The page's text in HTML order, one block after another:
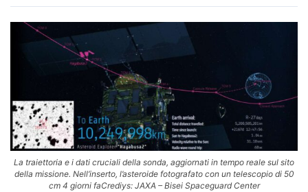
La traiettoria e i dati cruciali della sonda, aggiornati in tempo reale sul sito
della missione. Nell’inserto, l’asteroide fotografato con un telescopio di 50
cm 4 giorni faCrediys: JAXA – Bisei Spaceguard Center